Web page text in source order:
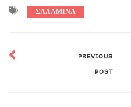
ΣΑΛΑΜΙΝΑ
PREVIOUS
POST